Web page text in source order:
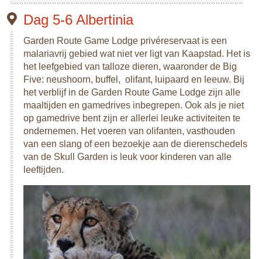
Dag 5-6 Albertinia
Garden Route Game Lodge privéreservaat is een
malariavrij gebied wat niet ver ligt van Kaapstad. Het is
het leefgebied van talloze dieren, waaronder de Big
Five: neushoorn, buffel, olifant, luipaard en leeuw. Bij
het verblijf in de Garden Route Game Lodge zijn alle
maaltijden en gamedrives inbegrepen. Ook als je niet
op gamedrive bent zijn er allerlei leuke activiteiten te
ondernemen. Het voeren van olifanten, vasthouden
van een slang of een bezoekje aan de dierenschedels
van de Skull Garden is leuk voor kinderen van alle
leeftijden.